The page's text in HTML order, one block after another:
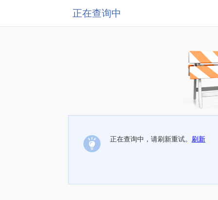
正在查询中
正在查询中，请刷新重试。 刷新